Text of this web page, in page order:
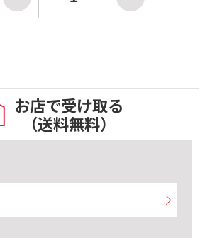
お店で受け取る
（送料無料）